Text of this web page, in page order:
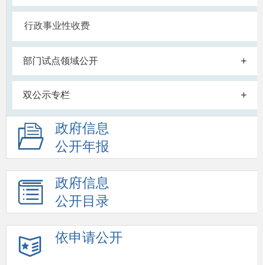
行政事业性收费
部门试点领域公开 +
双公示专栏 +
政府信息
公开年报
政府信息
公开目录
依申请公开